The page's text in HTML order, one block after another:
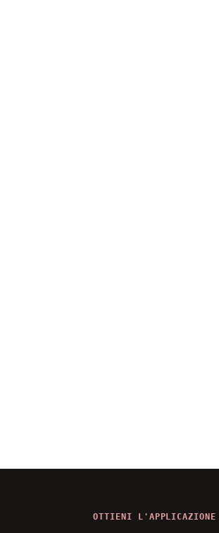
OTTIENI L'APPLICAZIONE